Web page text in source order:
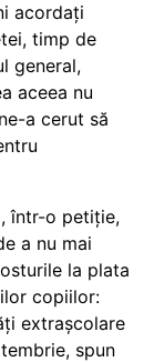
acordați
timp de
general,
aceea nu
a cerut să
într-o petiție,
a nu mai
la plata
copiilor:
extrașcolare
spun